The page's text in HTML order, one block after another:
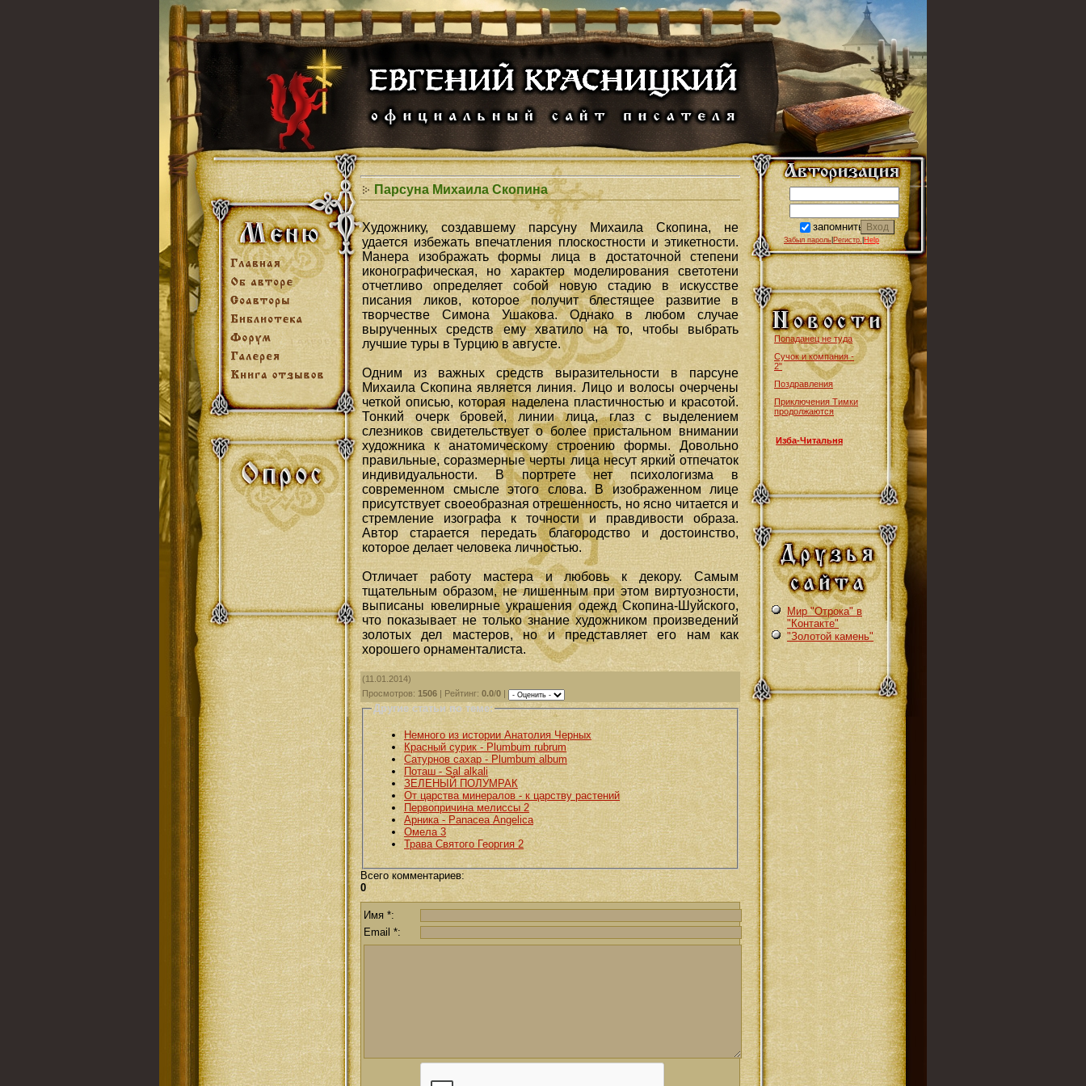
Парсуна Михаила Скопина
Художнику, создавшему парсуну Михаила Скопина, не
удается избежать впечатления плоскостности и этикетности.
Манера изображать формы лица в достаточной степени
иконографическая, но характер моделирования светотени
отчетливо определяет собой новую стадию в искусстве
писания ликов, которое получит блестящее развитие в
творчестве Симона Ушакова. Однако в любом случае
вырученных средств ему хватило на то, чтобы выбрать
лучшие туры в Турцию в августе.
Одним из важных средств выразительности в парсуне
Михаила Скопина является линия. Лицо и волосы очерчены
четкой описью, которая наделена пластичностью и красотой.
Тонкий очерк бровей, линии лица, глаз с выделением
слезников свидетельствует о более пристальном внимании
художника к анатомическому строению формы. Довольно
правильные, соразмерные черты лица несут яркий отпечаток
индивидуальности. В портрете нет психологизма в
современном смысле этого слова. В изображенном лице
присутствует своеобразная отрешенность, но ясно читается и
стремление изографа к точности и правдивости образа.
Автор старается передать благородство и достоинство,
которое делает человека личностью.
Отличает работу мастера и любовь к декору. Самым
тщательным образом, не лишенным при этом виртуозности,
выписаны ювелирные украшения одежд Скопина-Шуйского,
что показывает не только знание художником произведений
золотых дел мастеров, но и представляет его нам как
хорошего орнаменталиста.
(11.01.2014)
Просмотров: 1506 Рейтинг: 0.0/0
Другие статьи по теме:
Немного из истории Анатолия Черных
Красный сурик - Plumbum rubrum
Сатурнов сахар - Plumbum album
Поташ - Sal alkali
ЗЕЛЕНЫЙ ПОЛУМРАК
От царства минералов - к царству растений
Первопричина мелиссы 2
Арника - Panacea Angelica
Омела 3
Трава Святого Георгия 2
Всего комментариев:
0
Имя *:
Email *:
запомнить
Забыл пароль Регистр. Help
Попаданец не туда
Сучок и компания -
2"
Поздравления
Приключения Тимки
продолжаются
Изба-Читальня
Мир "Отрока" в
"Контакте"
"Золотой камень"